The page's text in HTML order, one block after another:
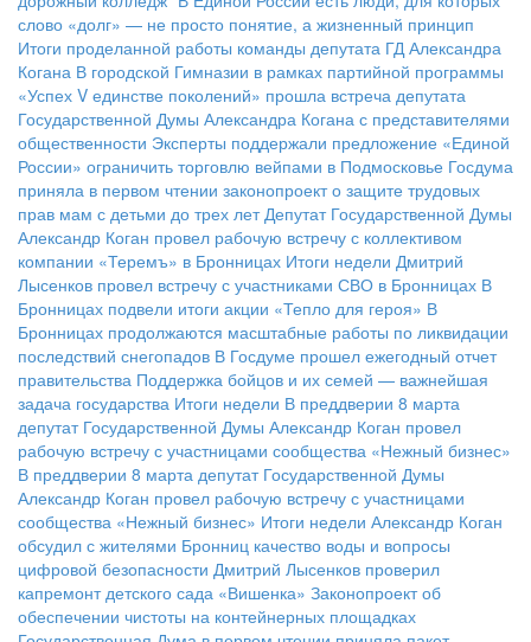
слово «долг» — не просто понятие, а жизненный принцип
Итоги проделанной работы команды депутата ГД Александра
Когана В городской Гимназии в рамках партийной программы
«Успех V единстве поколений» прошла встреча депутата
Государственной Думы Александра Когана с представителями
общественности Эксперты поддержали предложение «Единой
России» ограничить торговлю вейпами в Подмосковье Госдума
приняла в первом чтении законопроект о защите трудовых
прав мам с детьми до трех лет Депутат Государственной Думы
Александр Коган провел рабочую встречу с коллективом
компании «Теремъ» в Бронницах Итоги недели Дмитрий
Лысенков провел встречу с участниками СВО в Бронницах В
Бронницах подвели итоги акции «Тепло для героя» В
Бронницах продолжаются масштабные работы по ликвидации
последствий снегопадов В Госдуме прошел ежегодный отчет
правительства Поддержка бойцов и их семей — важнейшая
задача государства Итоги недели В преддверии 8 марта
депутат Государственной Думы Александр Коган провел
рабочую встречу с участницами сообщества «Нежный бизнес»
В преддверии 8 марта депутат Государственной Думы
Александр Коган провел рабочую встречу с участницами
сообщества «Нежный бизнес» Итоги недели Александр Коган
обсудил с жителями Бронниц качество воды и вопросы
цифровой безопасности Дмитрий Лысенков проверил
капремонт детского сада «Вишенка» Законопроект об
обеспечении чистоты на контейнерных площадках